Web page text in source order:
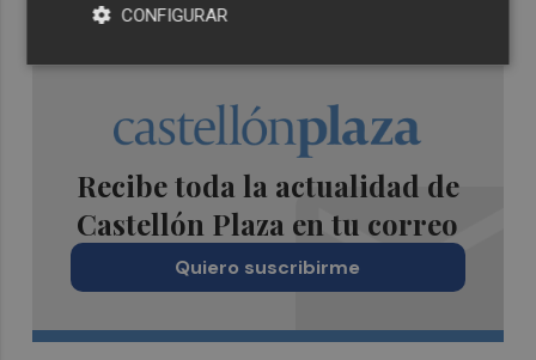
Recibe toda la actualidad de
Castellón Plaza en tu correo
Quiero suscribirme
CONFIGURAR